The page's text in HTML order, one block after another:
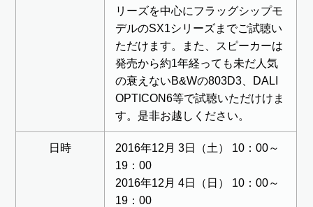
リーズを中心にフラッグシップモ
デルのSX1シリーズまでご試聴い
ただけます。また、スピーカーは
発売から約1年経っても未だ人気
の衰えないB&Wの803D3、DALI
OPTICON6等で試聴いただけけま
す。是非お越しください。
日時
2016年12月 3日（土） 10：00～
19：00
2016年12月 4日（日） 10：00～
19：00